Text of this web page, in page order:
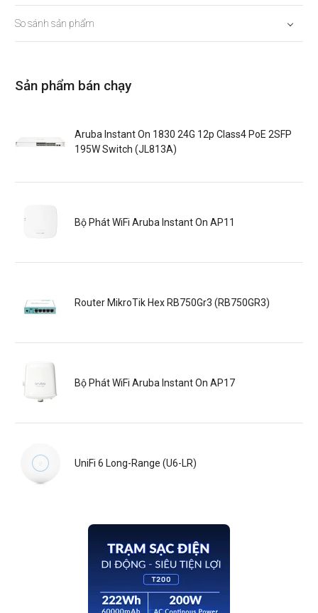
So sánh sản phẩm
Sản phẩm bán chạy
Aruba Instant On 1830 24G 12p Class4 PoE 2SFP
195W Switch (JL813A)
Bộ Phát WiFi Aruba Instant On AP11
Router MikroTik Hex RB750Gr3 (RB750GR3)
Bộ Phát WiFi Aruba Instant On AP17
UniFi 6 Long-Range (U6-LR)